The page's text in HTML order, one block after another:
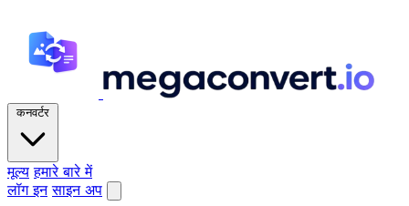
कनवर्टर
मूल्य हमारे बारे में
लॉग इन साइन अप